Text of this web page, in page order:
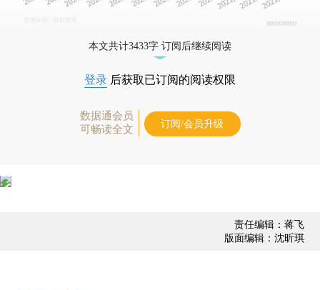
本文共计3433字 订阅后继续阅读
登录 后获取已订阅的阅读权限
数据通会员
可畅读全文
订阅/会员升级
责任编辑：蒋飞
版面编辑：沈昕琪